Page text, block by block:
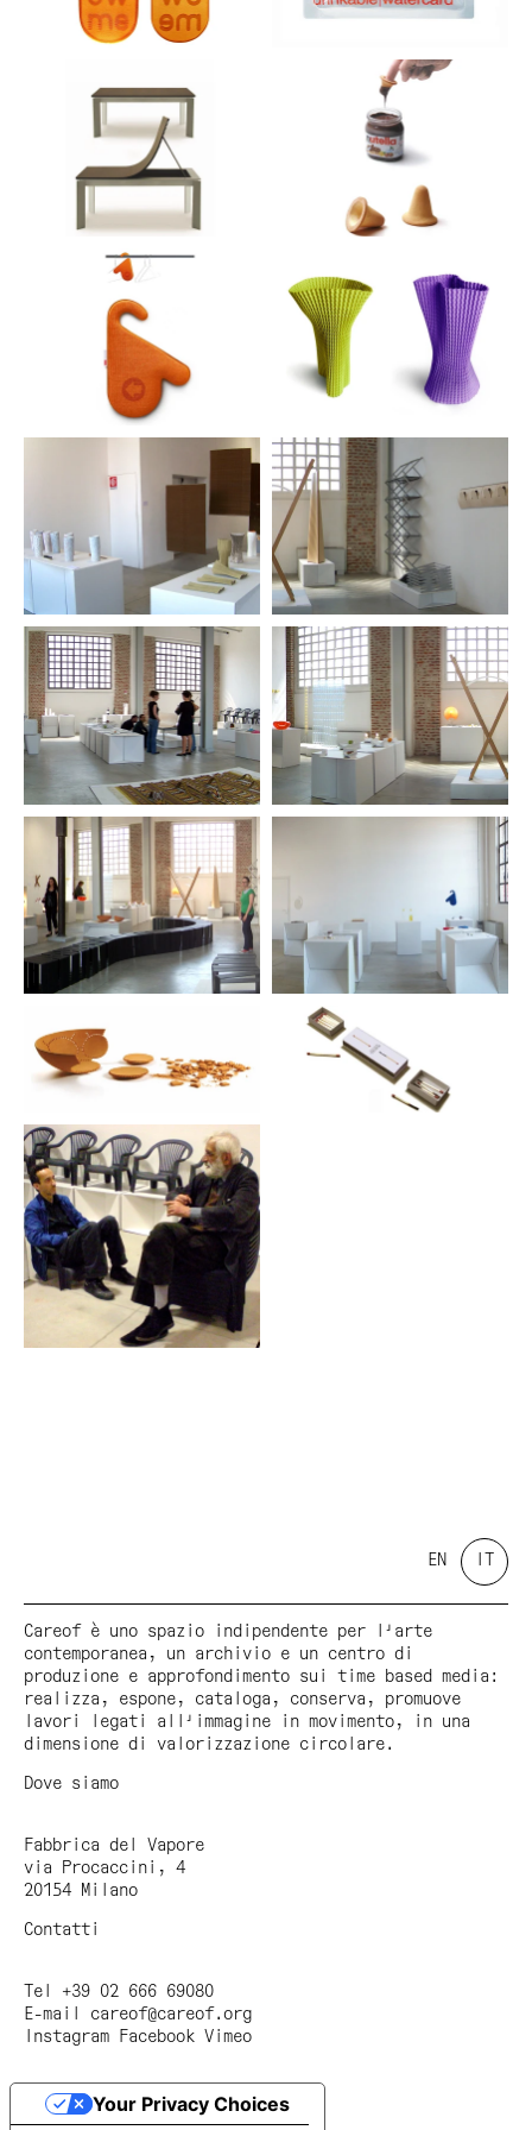
invenzioni produttive figlie di un sapere quasi
ingegneristico, permette costruzioni semplicemente
geniali ma incredibilmente comprensibili (un
appendiabiti da parete costruito con moduli di
compensato che opportunamente sagomati assumono la
giusta conformazione d´uso dopo essere stati
inseriti in un binario di alluminio; una lampada da
tavolo il cui paralume è una cuffia da piscina che
mantiene in tensione la struttura metallica che la
sostiene).
La seconda grande area è riconducibile alla ricerca
della buona corrispondenza con le necessità d´uso,
già sedimentate o di nuova formulazione. Così
oggetti nati dall’esigenza di aggiungere funzioni,
sfidando la tradizione che li vuole spesso
monofunzionali, e arrivando a delineare un nuovo
dizionario di presenze con più possibilità di
utilizzo (un coltello da cucina con doppia lama per
differenti usi; un lavabo con incorporato un
cestino sottostante; un tavolino da soggiorno che
diventa anche panca per sedersi; un paio di
ciabatte da spiaggia che lasciano un messaggio
sulla sabbia; un vaso la cui particolare sezione
orizzontale permette la disposizione ordinata di un
fiore singolo o di un mazzo più corposo). Così
progetti attraverso i quali tendere a una buona
forma, tra piccole e grandi attenzioni (un'oliera
dove ogni dettaglio è studiato tra specificità dei
materiali e necessità d´uso, oppure una rotella
tagliapizza dove l´impugnatura è realizzata con un
unico nastro di acciaio opportunamente curvato in
tre punti e in tre modi diversi per assolvere ai
differenti bisogni). Senza dimenticarsi di
osservare comportamenti per farne derivare nuove
tipologie di prodotto: “Se non siete curiosi
cambiate mestiere” era il verbo del grande
giocoliere del design, Achille Castiglioni.
Guardare a come le persone vivono, si muovono,
compiono quel dato gesto per fare quella certa cosa
è un modo efficace per immaginare “nuovi”
prodotti: una piastrella per il rivestimento dei
bagni pubblici il cui decoro a righe, come quello
del più classico dei quaderni, può essere un invito
per il bagno con ciabatte integrate per muoversi
quasi "pattinando" dopo la doccia; un biscotto da
“indossare” per infilare direttamente il dito nel
vaso di Nutella. Al centro, cuore e cerniera tra le
due aree, un gruppo di progetti che dichiarano
l'appartenenza dell'autore, la sua posizione
morale, il suo essere rispetto al mondo. Sempre
sostenuto da un sentire etico, Paolo Ulian ha
capito prima di altri, e lo ha fatto guardandosi
dentro, che la propria vita non andava spesa per
riempire il mondo di cose prive di senso, figlie
solo delle logiche del mercato. E così un tris di
proposte dove svetta luminosa la propria,
cristallina coscienza (un incarto per bottiglia di
vino realizzato con un foglio di giornale scelto
sorriso, ma sempre con garbo (Castiglioni e Munari
insegnano), senza mai dimenticarsi di dedicare
attenzione alla valenza scultorea degli oggetti,
perché anche le presenze intorno alla nostra
quotidianità hanno il “diritto” alla bellezza oltre
alla necessaria funzionalità (Mangiarotti e Mari
vigilano), e nel suo caso questa capacità
espressiva è figlia di una rara, evidente
sensibilità.
EN
Careof è uno spazio indipendente per l'arte
contemporanea, un archivio e un centro di
produzione e approfondimento sui time based media:
realizza, espone, cataloga, conserva, promuove
lavori legati all'immagine in movimento, in una
dimensione di valorizzazione circolare.
Dove siamo
Fabbrica del Vapore
via Procaccini, 4
20154 Milano
Contatti
Tel +39 02 666 69080
E-mail careof@careof.org
Instagram
Facebook Vimeo
Your Privacy Choices